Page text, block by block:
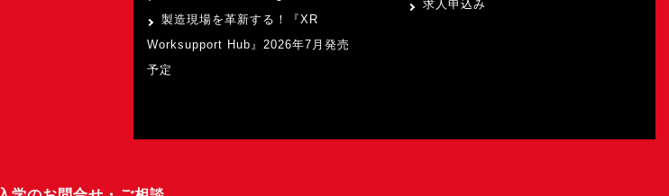
製造現場を革新する！『XR
Worksupport Hub』2026年7月発売
予定
求人申込み